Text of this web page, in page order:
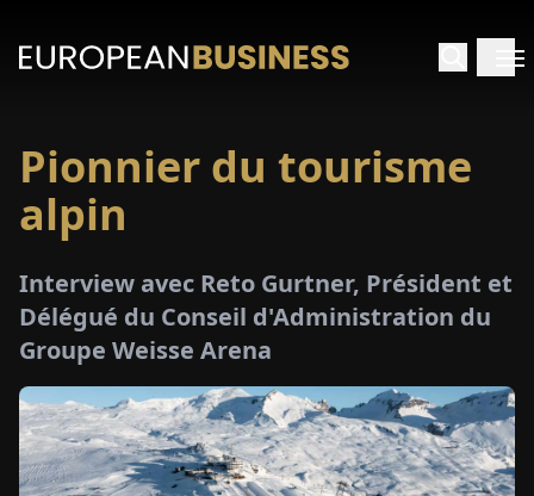
Pionnier du tourisme
alpin
Interview avec Reto Gurtner, Président et
Délégué du Conseil d'Administration du
Groupe Weisse Arena